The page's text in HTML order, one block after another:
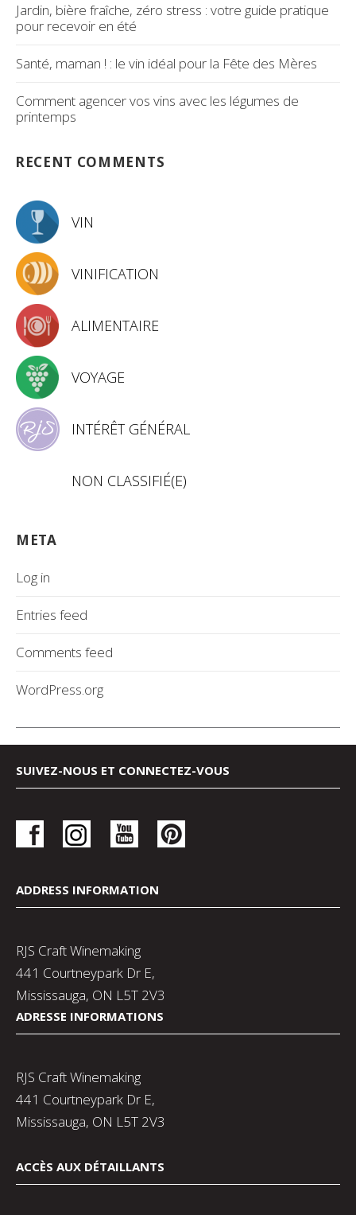
Jardin, bière fraîche, zéro stress : votre guide pratique
pour recevoir en été
Santé, maman ! : le vin idéal pour la Fête des Mères
Comment agencer vos vins avec les légumes de
printemps
RECENT COMMENTS
VIN
VINIFICATION
ALIMENTAIRE
VOYAGE
INTÉRÊT GÉNÉRAL
NON CLASSIFIÉ(E)
META
Log in
Entries feed
Comments feed
WordPress.org
SUIVEZ-NOUS ET CONNECTEZ-VOUS
ADDRESS INFORMATION
RJS Craft Winemaking
441 Courtneypark Dr E,
Mississauga, ON L5T 2V3
ADRESSE INFORMATIONS
RJS Craft Winemaking
441 Courtneypark Dr E,
Mississauga, ON L5T 2V3
ACCÈS AUX DÉTAILLANTS